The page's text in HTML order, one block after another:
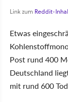
Link zum Reddit-
Etwas
Post rund 400
Deutschland
mit rund 600